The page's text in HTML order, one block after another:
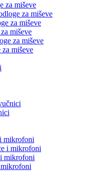
za miševe
za miševe
za miševe
miševe
za miševe
za miševe
mikrofoni
i mikrofoni
i mikrofoni